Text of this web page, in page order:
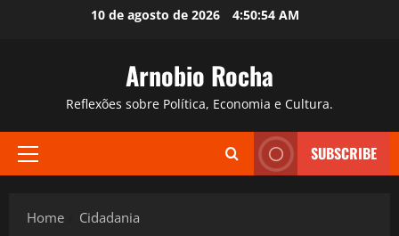
10 de agosto de 2026 4:50:55 AM
Arnobio Rocha
Reflexões sobre Política, Economia e Cultura.
Primary
SUBSCRIBE
Home Cidadania